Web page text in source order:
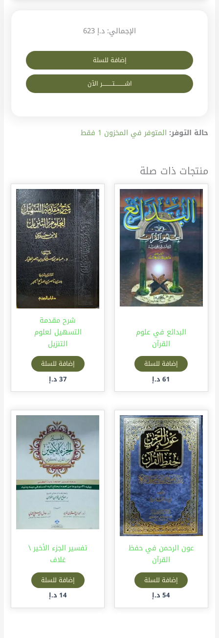
حالة التوفر: المتوفر في المخزون 1 فقط
إضافة للسلة
اشــــــــــتــــــــــر الآن
الإجمالي: د.إ 623
منتجات ذات صلة
البدائع في علوم
القرآن
إضافة للسلة
61 د.إ
شرح مقدمة
التسهيل لعلوم
التنزيل
إضافة للسلة
37 د.إ
عون الرحمن في حفظ
القرآن
إضافة للسلة
54 د.إ
تفسير الجزء الأخير \
غلاف
إضافة للسلة
14 د.إ